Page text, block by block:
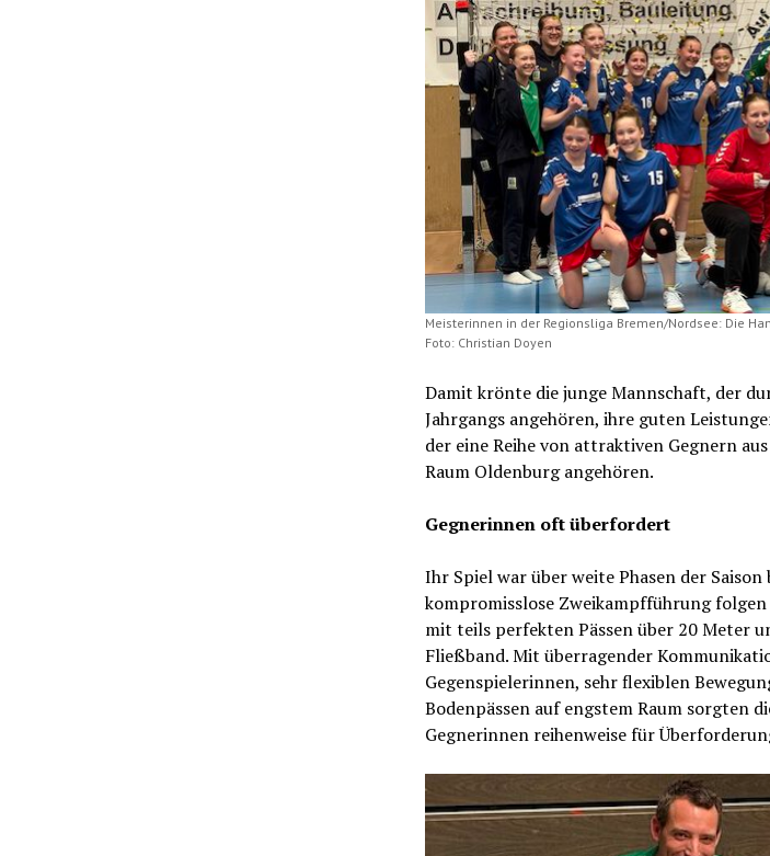
Meisterinnen in der Regionsliga Bremen/Nordsee: Die
Foto: Christian Doyen
Damit krönte die junge Mannschaft, der
Jahrgangs angehören, ihre guten
der eine Reihe von attraktiven Gegnern
Raum Oldenburg angehören.
Gegnerinnen oft überfordert
Ihr Spiel war über weite Phasen der
kompromisslose Zweikampfführung
mit teils perfekten Pässen über 20 Meter
Fließband. Mit überragender
Gegenspielerinnen, sehr flexiblen
Bodenpässen auf engstem Raum sorgten
Gegnerinnen reihenweise für